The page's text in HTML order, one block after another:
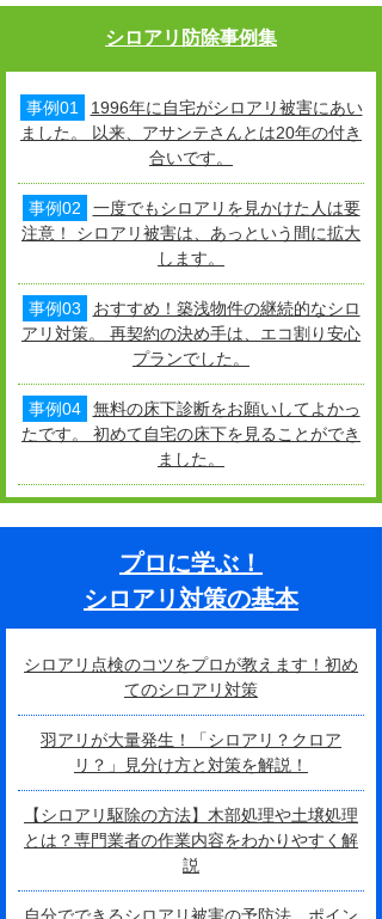
シロアリ防除事例集
事例01
1996年に自宅がシロアリ被害にあい
ました。 以来、アサンテさんとは20年の付き
合いです。
事例02
一度でもシロアリを見かけた人は要
注意！ シロアリ被害は、あっという間に拡大
します。
事例03
おすすめ！築浅物件の継続的なシロ
アリ対策。 再契約の決め手は、エコ割り安心
プランでした。
事例04
無料の床下診断をお願いしてよかっ
たです。 初めて自宅の床下を見ることができ
ました。
プロに学ぶ！
シロアリ対策の基本
シロアリ点検のコツをプロが教えます！初め
てのシロアリ対策
羽アリが大量発生！「シロアリ？クロア
リ？」見分け方と対策を解説！
【シロアリ駆除の方法】木部処理や土壌処理
とは？専門業者の作業内容をわかりやすく解
説